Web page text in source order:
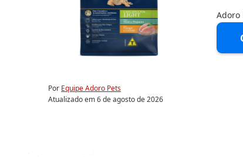
Adoro
Por Equipe Adoro Pets
Atualizado em6 de agosto de 2026